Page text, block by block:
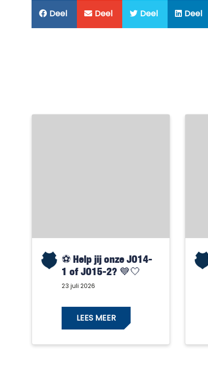
Deel Deel Deel Deel
⚽️ Help jij onze JO14-
1 of JO15-2? 💙🤍
23 juli 2026
LEES MEER